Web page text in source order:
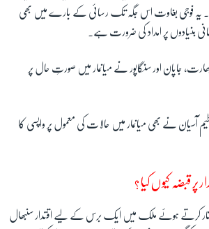
یہ فوجی بغاوت اس جگہ تک رسائی کے بارے میں بھی
بنیادوں پر امداد کی ضرورت ہے۔
بھارت، جاپان اور سنگاپور نے میانمار میں صورتِ حال پر
آسیان نے بھی میانمار میں حالات کی معمول پر واپسی کا
پر قبضہ کیوں کیا؟
کرتے ہوئے ملک میں ایک برس کے لیے اقتدار سنبھال